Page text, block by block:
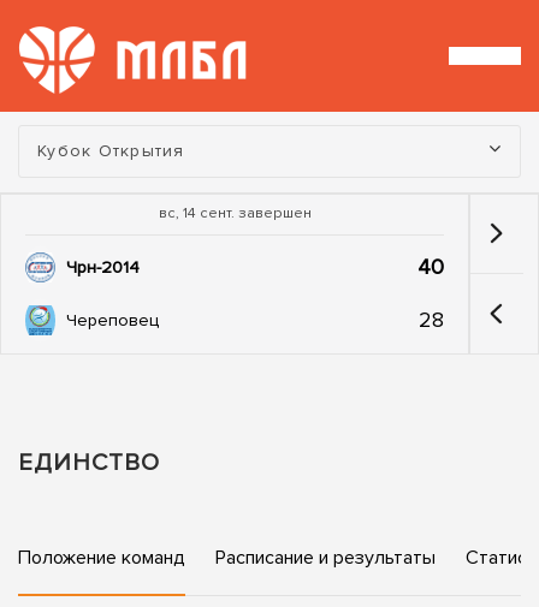
Турнир:
Кубок Открытия
вс, 14 сент. завершен
Чрн-2014 40
Череповец 28
ЕДИНСТВО
Положение команд Расписание и результаты